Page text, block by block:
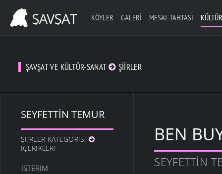
KÖYLER GALERI MESAJ-TAHTASI
ŞAVŞAT VE KÜLTÜR-SANAT ŞIIRLER
SEYFETTIN TEMUR
ŞIIRLER KATEGORISI
İÇERIKLERI
İSTERIM
BEN
SEYFETTIN